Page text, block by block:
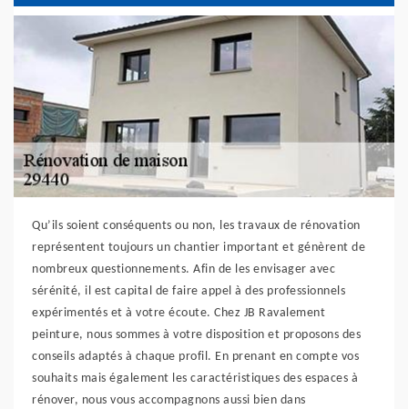
Qu’ils soient conséquents ou non, les travaux de rénovation
représentent toujours un chantier important et génèrent de
nombreux questionnements. Afin de les envisager avec
sérénité, il est capital de faire appel à des professionnels
expérimentés et à votre écoute. Chez JB Ravalement
peinture, nous sommes à votre disposition et proposons des
conseils adaptés à chaque profil. En prenant en compte vos
souhaits mais également les caractéristiques des espaces à
rénover, nous vous accompagnons aussi bien dans